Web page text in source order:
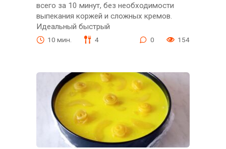
всего за 10 минут, без необходимости
выпекания коржей и сложных кремов.
Идеальный быстрый
10 мин. 4 0 154